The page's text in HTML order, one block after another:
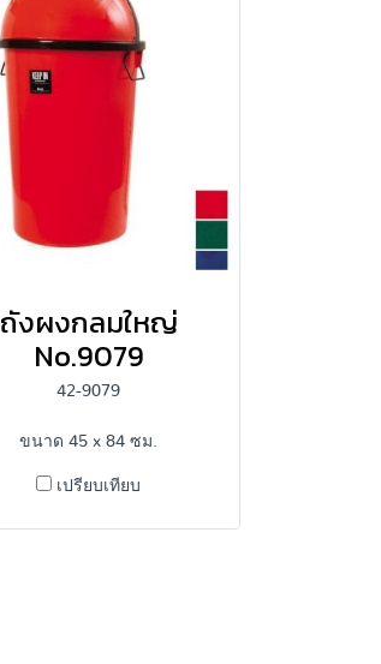
ถังผงกลมใหญ่
No.9079
42-9079
ขนาด 45 x 84 ซม.
เปรียบเทียบ